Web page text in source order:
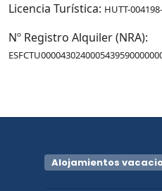
Licencia Turística: HUTT-
Nº Registro Alquiler (NRA):
Alojamientos